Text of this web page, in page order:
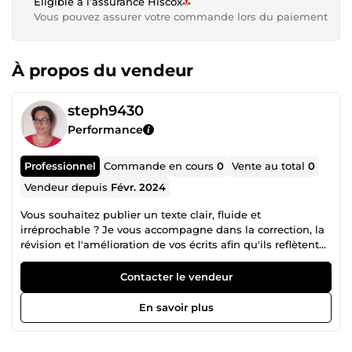
Vous pouvez assurer votre commande lors du paiement
À propos du vendeur
steph9430
Performance
Professionnel Commande en cours0 Vente au total0
Vendeur depuis Févr. 2024
Vous souhaitez publier un texte clair, fluide et
irréprochable ? Je vous accompagne dans la correction, la
révision et l'amélioration de vos écrits afin qu'ils reflètent
pleinement votre professionnalisme et votre crédibilité.
Que votre texte soit rédigé par vos soins ou avec l'aide
d'un outil d'intelligence artificielle, je lui apporte ce
qu'aucun logiciel ne remplace : un regard humain, une
analyse du contexte et une exigence de qualité.
Contacter le vendeur
En savoir plus